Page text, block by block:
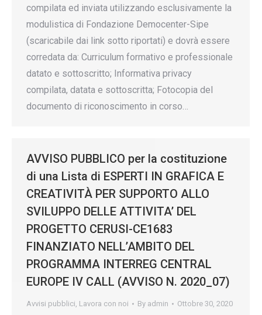
compilata ed inviata utilizzando esclusivamente la
modulistica di Fondazione Democenter-Sipe
(scaricabile dai link sotto riportati) e dovrà essere
corredata da: Curriculum formativo e professionale
datato e sottoscritto; Informativa privacy
compilata, datata e sottoscritta; Fotocopia del
documento di riconoscimento in corso…
AVVISO PUBBLICO per la costituzione
di una Lista di ESPERTI IN GRAFICA E
CREATIVITÀ PER SUPPORTO ALLO
SVILUPPO DELLE ATTIVITA’ DEL
PROGETTO CERUSI-CE1683
FINANZIATO NELL’AMBITO DEL
PROGRAMMA INTERREG CENTRAL
EUROPE IV CALL (AVVISO N. 2020_07)
Avvisi pubblici, Lavora con noi By admin Ottobre 30, 2020